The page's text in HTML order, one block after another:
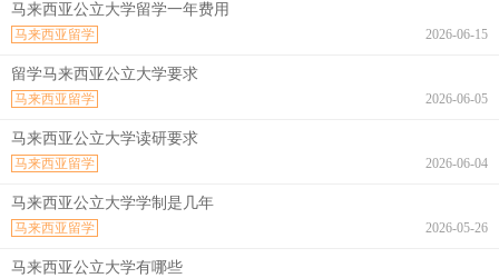
马来西亚公立大学留学一年费用
2026-06-15
马来西亚留学
留学马来西亚公立大学要求
2026-06-05
马来西亚留学
马来西亚公立大学读研要求
2026-06-04
马来西亚留学
马来西亚公立大学学制是几年
2026-05-26
马来西亚留学
马来西亚公立大学有哪些